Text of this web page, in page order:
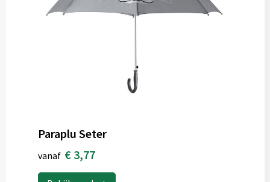
Paraplu Seter
vanaf € 3,77